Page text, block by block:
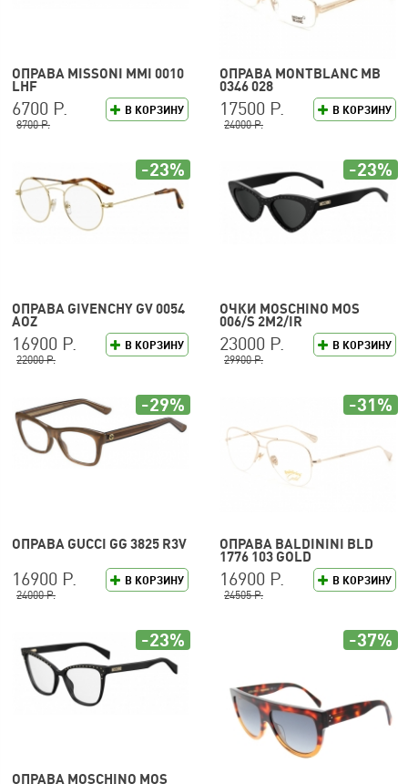
ОПРАВА MISSONI MMI 0010
LHF
В КОРЗИНУ
6700 Р.
8700 Р.
ОПРАВА MONTBLANC MB
0346 028
В КОРЗИНУ
17500 Р.
24000 Р.
ОПРАВА GIVENCHY GV 0054
AOZ
В КОРЗИНУ
16900 Р.
22000 Р.
-23%
ОЧКИ MOSCHINO MOS
006/S 2M2/IR
В КОРЗИНУ
23000 Р.
29900 Р.
-23%
ОПРАВА GUCCI GG 3825 R3V
В КОРЗИНУ
16900 Р.
24000 Р.
-29%
ОПРАВА BALDININI BLD
1776 103 GOLD
В КОРЗИНУ
16900 Р.
24505 Р.
-31%
ОПРАВА MOSCHINO MOS
-23% -37%